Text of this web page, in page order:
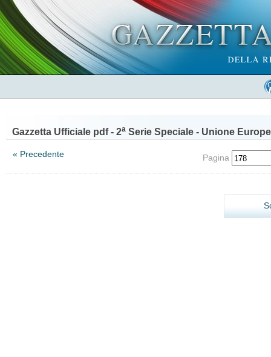
Gazzetta Ufficiale pdf - 2a Serie Speciale - Unione
« Precedente Pagina